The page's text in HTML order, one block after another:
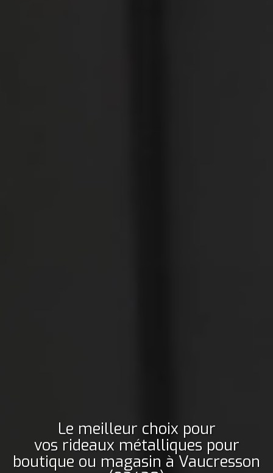
Le meilleur choix pour
vos rideaux métalliques pour
boutique ou magasin à Vaucresson